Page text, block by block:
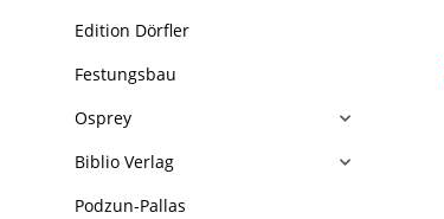
Edition Dörfler
Festungsbau
Osprey
Biblio Verlag
Podzun-Pallas